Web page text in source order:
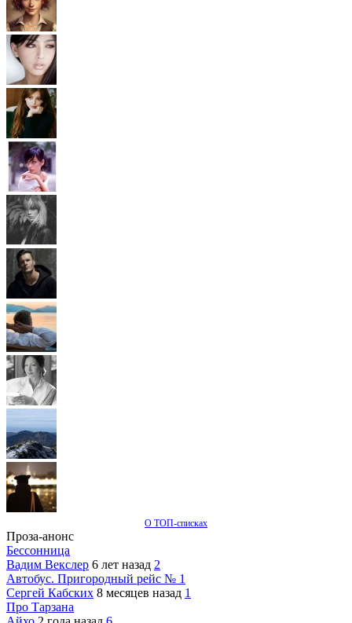
О ТОП-списках
Проза-анонс
Бессонница
Вадим Векслер 6 лет назад 2
Автобус. Пригородный рейс № 1
Сергей Кабских 8 месяцев назад 1
Про Тарзана